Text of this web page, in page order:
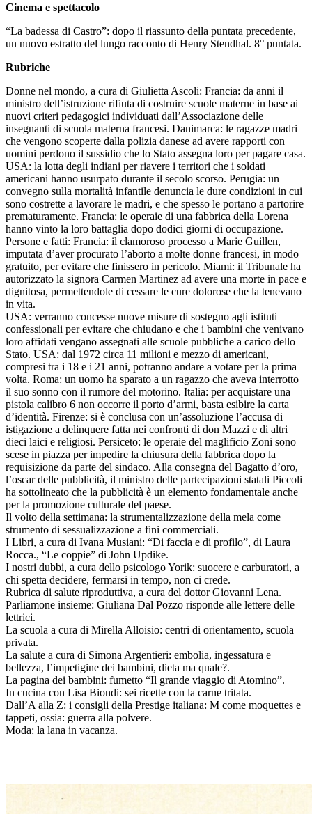
Cinema e spettacolo
“La badessa di Castro”: dopo il riassunto della puntata precedente,
un nuovo estratto del lungo racconto di Henry Stendhal. 8° puntata.
Rubriche
Donne nel mondo, a cura di Giulietta Ascoli: Francia: da anni il
ministro dell’istruzione rifiuta di costruire scuole materne in base ai
nuovi criteri pedagogici individuati dall’Associazione delle
insegnanti di scuola materna francesi. Danimarca: le ragazze madri
che vengono scoperte dalla polizia danese ad avere rapporti con
uomini perdono il sussidio che lo Stato assegna loro per pagare casa.
USA: la lotta degli indiani per riavere i territori che i soldati
americani hanno usurpato durante il secolo scorso. Perugia: un
convegno sulla mortalità infantile denuncia le dure condizioni in cui
sono costrette a lavorare le madri, e che spesso le portano a partorire
prematuramente. Francia: le operaie di una fabbrica della Lorena
hanno vinto la loro battaglia dopo dodici giorni di occupazione.
Persone e fatti: Francia: il clamoroso processo a Marie Guillen,
imputata d’aver procurato l’aborto a molte donne francesi, in modo
gratuito, per evitare che finissero in pericolo. Miami: il Tribunale ha
autorizzato la signora Carmen Martinez ad avere una morte in pace e
dignitosa, permettendole di cessare le cure dolorose che la tenevano
in vita.
USA: verranno concesse nuove misure di sostegno agli istituti
confessionali per evitare che chiudano e che i bambini che venivano
loro affidati vengano assegnati alle scuole pubbliche a carico dello
Stato. USA: dal 1972 circa 11 milioni e mezzo di americani,
compresi tra i 18 e i 21 anni, potranno andare a votare per la prima
volta. Roma: un uomo ha sparato a un ragazzo che aveva interrotto
il suo sonno con il rumore del motorino. Italia: per acquistare una
pistola calibro 6 non occorre il porto d’armi, basta esibire la carta
d’identità. Firenze: si è conclusa con un’assoluzione l’accusa di
istigazione a delinquere fatta nei confronti di don Mazzi e di altri
dieci laici e religiosi. Persiceto: le operaie del maglificio Zoni sono
scese in piazza per impedire la chiusura della fabbrica dopo la
requisizione da parte del sindaco. Alla consegna del Bagatto d’oro,
l’oscar delle pubblicità, il ministro delle partecipazioni statali Piccoli
ha sottolineato che la pubblicità è un elemento fondamentale anche
per la promozione culturale del paese.
Il volto della settimana: la strumentalizzazione della mela come
strumento di sessualizzazione a fini commerciali.
I Libri, a cura di Ivana Musiani: “Di faccia e di profilo”, di Laura
Rocca., “Le coppie” di John Updike.
I nostri dubbi, a cura dello psicologo Yorik: suocere e carburatori, a
chi spetta decidere, fermarsi in tempo, non ci crede.
Rubrica di salute riproduttiva, a cura del dottor Giovanni Lena.
Parliamone insieme: Giuliana Dal Pozzo risponde alle lettere delle
lettrici.
La scuola a cura di Mirella Alloisio: centri di orientamento, scuola
privata.
La salute a cura di Simona Argentieri: embolia, ingessatura e
bellezza, l’impetigine dei bambini, dieta ma quale?.
La pagina dei bambini: fumetto “Il grande viaggio di Atomino”.
In cucina con Lisa Biondi: sei ricette con la carne tritata.
Dall’A alla Z: i consigli della Prestige italiana: M come moquettes e
tappeti, ossia: guerra alla polvere.
Moda: la lana in vacanza.